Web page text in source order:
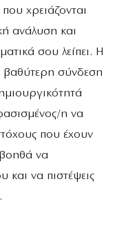
χρειάζονται
ανάλυση και
σου λείπει. Η
βαθύτερη σύνδεση
η να
που έχουν
να
και να πιστέψεις